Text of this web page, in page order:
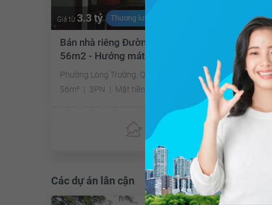
Giá từ 3.3 tỷ Thương lượng
Bán nhà riêng Đường Nguyễn Duy Trinh Quận 7 -
56m2 - Hướng mát
Phường Long Trường, Quận 7, Hồ Chí Minh
56m²
3PN Mặt tiền 4m
Chưa có
Các dự án lân cận